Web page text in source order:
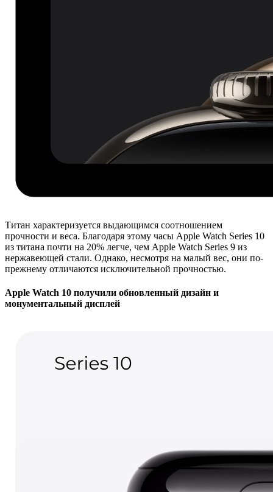
Титан характеризуется выдающимся соотношением
прочности и веса. Благодаря этому часы Apple Watch Series 10
из титана почти на 20% легче, чем Apple Watch Series 9 из
нержавеющей стали. Однако, несмотря на малый вес, они по-
прежнему отличаются исключительной прочностью.
Apple Watch 10 получили обновленный дизайн и
монументальный дисплей